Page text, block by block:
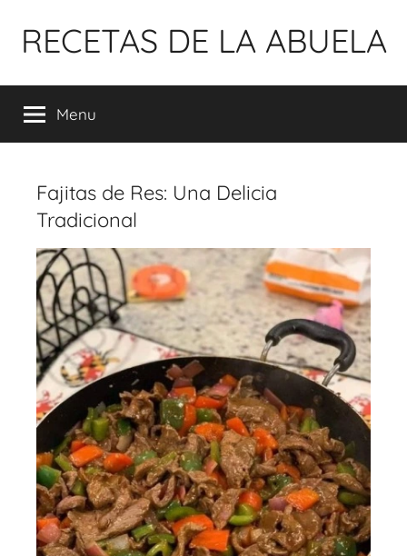
para
conteúdo
RECETAS DE LA ABUELA
Menu
Fajitas de Res: Una Delicia
Tradicional